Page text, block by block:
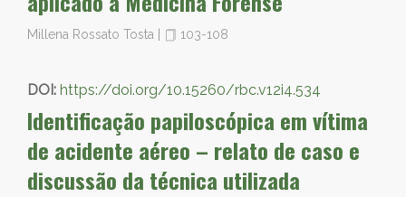
Millena Rossato Tosta 103-108
DOI: https://doi.org/10.15260/rbc.v12i4.534
Identificação papiloscópica em vítima
de acidente aéreo – relato de caso e
discussão da técnica utilizada